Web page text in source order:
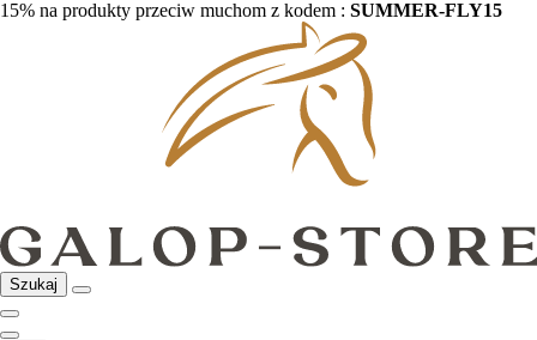
15% na produkty przeciw muchom z kodem : SUMMER-FLY15
Szukaj